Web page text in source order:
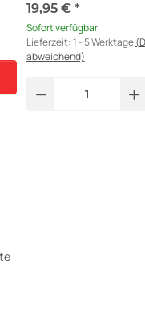
19,95 € *
Sofort verfügbar
Lieferzeit:1 - 5 Werktage
abweichend)